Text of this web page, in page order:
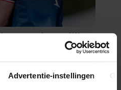
Advertentie-instellingen